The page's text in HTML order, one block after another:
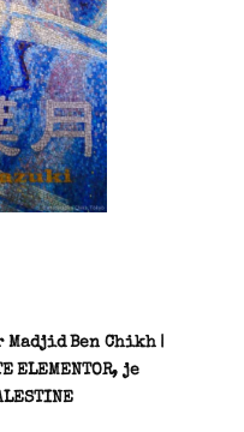
Madjid Ben Chikh |
ELEMENTOR, je